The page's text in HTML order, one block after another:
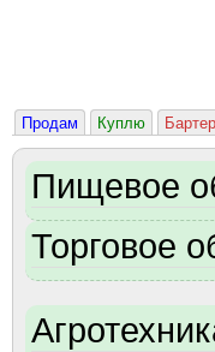
Продам Куплю Бартер
Пищевое
Торговое